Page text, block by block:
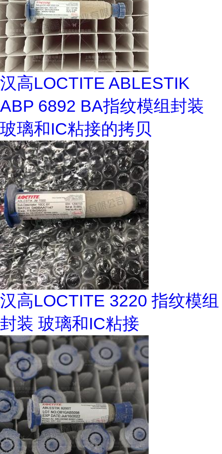
汉高LOCTITE ABLESTIK
ABP 6892 BA指纹模组封装
玻璃和IC粘接的拷贝
汉高LOCTITE 3220 指纹模组
封装 玻璃和IC粘接